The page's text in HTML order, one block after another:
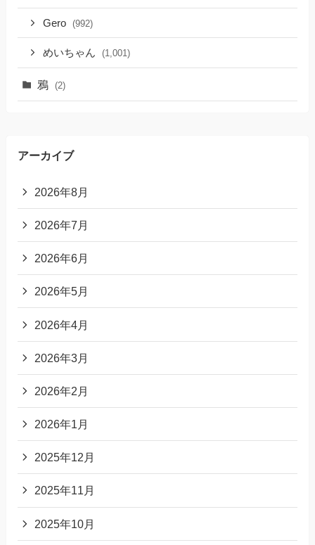
Gero (992)
めいちゃん (1,001)
鴉 (2)
アーカイブ
2026年8月
2026年7月
2026年6月
2026年5月
2026年4月
2026年3月
2026年2月
2026年1月
2025年12月
2025年11月
2025年10月